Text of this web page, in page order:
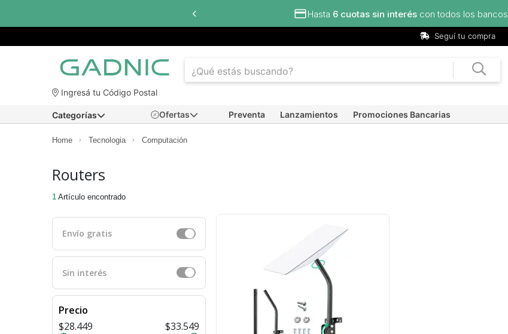
Hasta 6 cuotas sin interés con todos los bancos
Seguí tu compra
Ingresá tu Código Postal
Ofertas Preventa Lanzamientos Promociones Bancarias
Categorías
Home Tecnologia Computación
Routers
1 Artículo encontrado
Envío gratis
Sin interés
Precio
$28.449
$33.549